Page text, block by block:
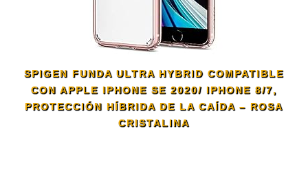
SPIGEN FUNDA ULTRA HYBRID COMPATIBLE
CON APPLE IPHONE SE 2020/ IPHONE 8/7,
PROTECCIÓN HÍBRIDA DE LA CAÍDA – ROSA
CRISTALINA